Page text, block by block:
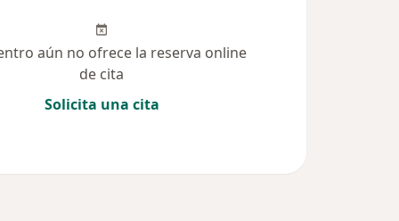
aún no ofrece la reserva online
de cita
Solicita una cita